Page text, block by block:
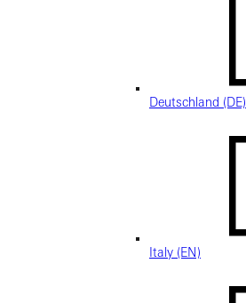
Deutschland (DE)
Italy (EN)